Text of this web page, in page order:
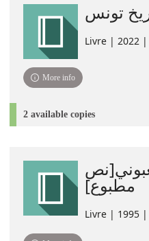
تونس
More info
2 available copies
مطبوع]